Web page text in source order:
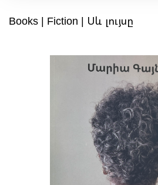
Books | Fiction | Սև լույսը